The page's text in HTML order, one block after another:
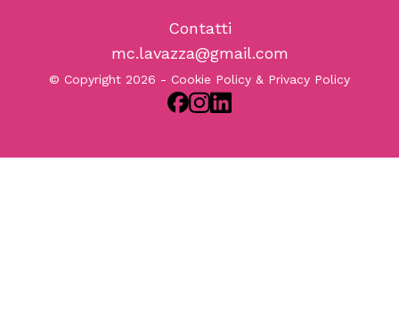
Contatti
mc.lavazza@gmail.com
© Copyright 2026 - Cookie Policy & Privacy Policy